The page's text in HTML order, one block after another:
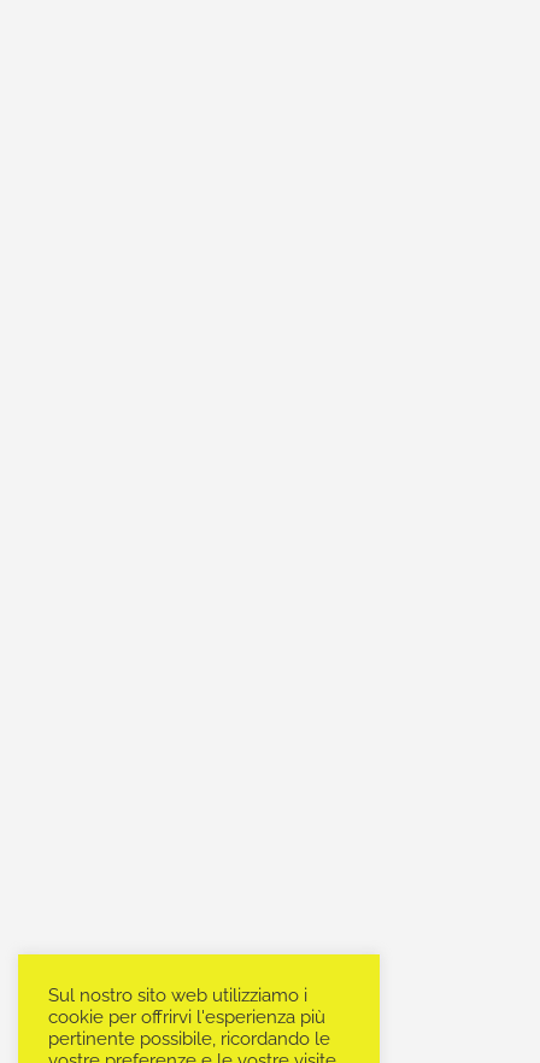
Sul nostro sito web utilizziamo i
cookie per offrirvi l'esperienza più
pertinente possibile, ricordando le